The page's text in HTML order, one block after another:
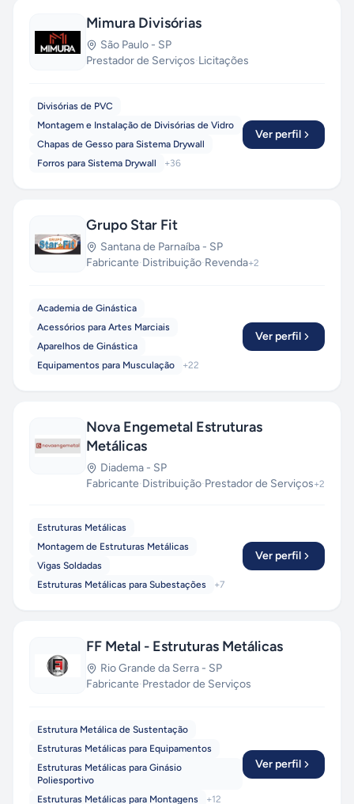
Mimura Divisórias
São Paulo - SP
Prestador de Serviços·Licitações
Divisórias de PVC
Montagem e Instalação de Divisórias de Vidro
Chapas de Gesso para Sistema Drywall
Forros para Sistema Drywall
+36
Ver perfil
Grupo Star Fit
Santana de Parnaíba - SP
Fabricante·Distribuição·Revenda+2
Academia de Ginástica
Acessórios para Artes Marciais
Aparelhos de Ginástica
Equipamentos para Musculação
+22
Ver perfil
Nova Engemetal Estruturas
Metálicas
Diadema - SP
Fabricante·Distribuição·Prestador de Serviços+2
Estruturas Metálicas
Montagem de Estruturas Metálicas
Vigas Soldadas
Estruturas Metálicas para Subestações
+7
Ver perfil
FF Metal - Estruturas Metálicas
Rio Grande da Serra - SP
Fabricante·Prestador de Serviços
Estrutura Metálica de Sustentação
Estruturas Metálicas para Equipamentos
Estruturas Metálicas para Ginásio
Poliesportivo
Estruturas Metálicas para Montagens
+12
Ver perfil